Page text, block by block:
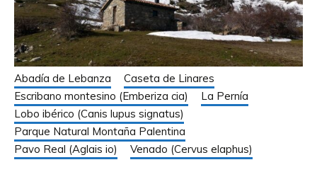
Abadía de Lebanza
Caseta de Linares
Escribano montesino (Emberiza cia)
La Pernía
Lobo ibérico (Canis lupus signatus)
Parque Natural Montaña Palentina
Pavo Real (Aglais io)
Venado (Cervus elaphus)